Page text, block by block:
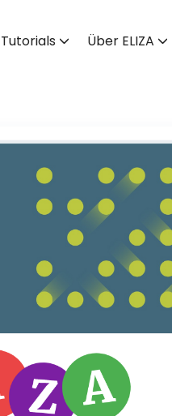
Tutorials Über ELIZA